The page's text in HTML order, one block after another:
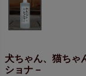
犬ちゃん、猫ちゃ
ショナ－